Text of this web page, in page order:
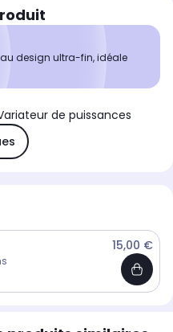
design ultra-fin, idéale
de puissances
15,00 €